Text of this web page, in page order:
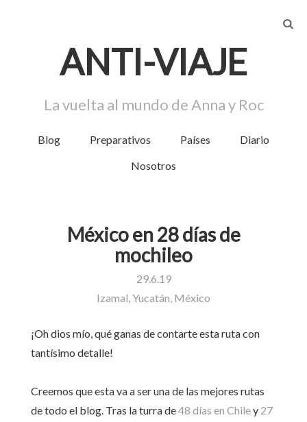
ANTI-VIAJE
La vuelta al mundo de Anna y Roc
Blog Preparativos Países
Diario
Nosotros
México en 28 días de
mochileo
29.6.19
Izamal, Yucatán, México
¡Oh dios mío, qué ganas de contarte esta ruta con
tantísimo detalle!
Creemos que esta va a ser una de las mejores rutas
de todo el blog. Tras la turra de48 días en Chiley 27